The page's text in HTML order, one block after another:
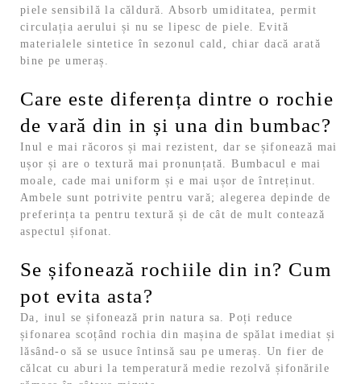
piele sensibilă la căldură. Absorb umiditatea, permit
circulația aerului și nu se lipesc de piele. Evită
materialele sintetice în sezonul cald, chiar dacă arată
bine pe umeraș.
Care este diferența dintre o rochie
de vară din in și una din bumbac?
Inul e mai răcoros și mai rezistent, dar se șifonează mai
ușor și are o textură mai pronunțată. Bumbacul e mai
moale, cade mai uniform și e mai ușor de întreținut.
Ambele sunt potrivite pentru vară; alegerea depinde de
preferința ta pentru textură și de cât de mult contează
aspectul șifonat.
Se șifonează rochiile din in? Cum
pot evita asta?
Da, inul se șifonează prin natura sa. Poți reduce
șifonarea scoțând rochia din mașina de spălat imediat și
lăsând-o să se usuce întinsă sau pe umeraș. Un fier de
călcat cu aburi la temperatură medie rezolvă șifonările